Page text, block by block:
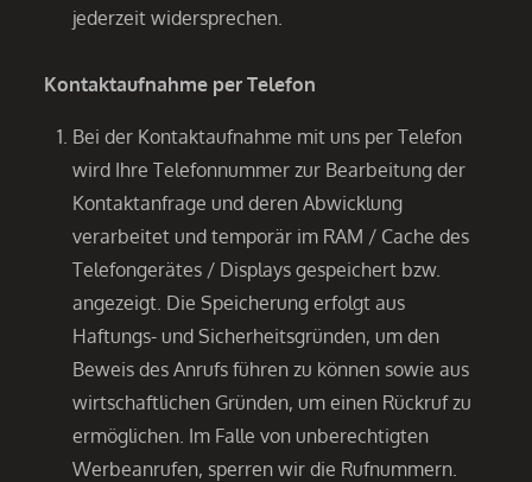
jederzeit widersprechen.
Kontaktaufnahme per Telefon
Bei der Kontaktaufnahme mit uns per Telefon
wird Ihre Telefonnummer zur Bearbeitung der
Kontaktanfrage und deren Abwicklung
verarbeitet und temporär im RAM / Cache des
Telefongerätes / Displays gespeichert bzw.
angezeigt. Die Speicherung erfolgt aus
Haftungs- und Sicherheitsgründen, um den
Beweis des Anrufs führen zu können sowie aus
wirtschaftlichen Gründen, um einen Rückruf zu
ermöglichen. Im Falle von unberechtigten
Werbeanrufen, sperren wir die Rufnummern.